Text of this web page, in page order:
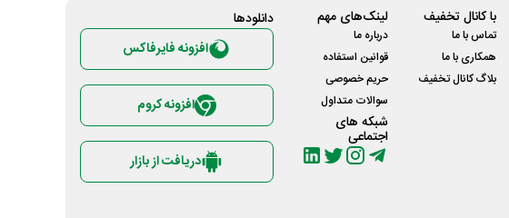
با کانال تخفیف
تماس با ما
همکاری با ما
بلاگ کانال تخفیف
لینک‌های مهم
درباره ما
قوانین استفاده
حریم خصوصی
سوالات متداول
شبکه های
اجتماعی
دانلود‌ها
افزونه فایرفاکس
افزونه کروم
دریافت از بازار